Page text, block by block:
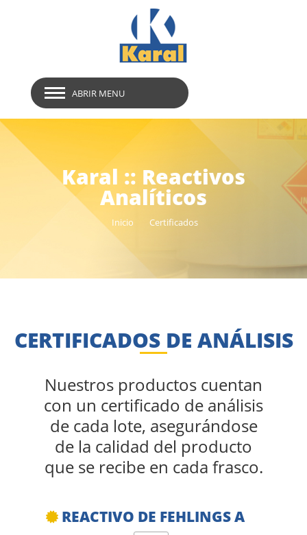
ABRIR MENU
Karal :: Reactivos
Analíticos
Inicio Certificados
CERTIFICADOS DE ANÁLISIS
Nuestros productos cuentan
con un certificado de análisis
de cada lote, asegurándose
de la calidad del producto
que se recibe en cada frasco.
REACTIVO DE FEHLINGS A